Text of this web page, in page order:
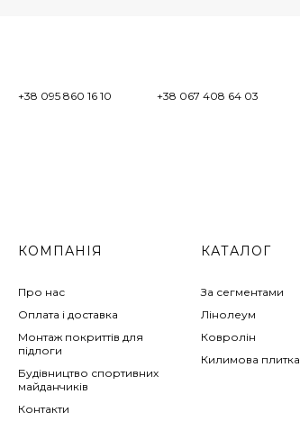
+38 095 860 16 10 +38 067 408 64 03
КОМПАНІЯ
Про нас
Оплата і доставка
Монтаж покриттів для
підлоги
Будівництво спортивних
майданчиків
Контакти
КАТАЛОГ
За сегментами
Лінолеум
Ковролін
Килимова плитка